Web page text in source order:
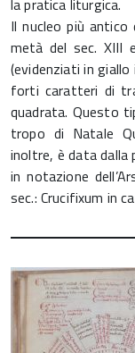
la pratica liturgica.
Il nucleo più antico
metà del sec. XIII
(evidenziati in
forti caratteri di
quadrata. Questo
tropo di Natale
inoltre, è data dalla
in notazione
sec.: Crucifixum in